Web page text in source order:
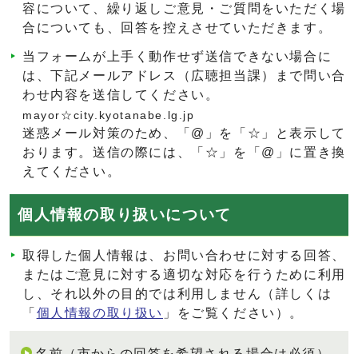
容について、繰り返しご意見・ご質問をいただく場
合についても、回答を控えさせていただきます。
当フォームが上手く動作せず送信できない場合に
は、下記メールアドレス（広聴担当課）まで問い合
わせ内容を送信してください。
mayor☆city.kyotanabe.lg.jp
迷惑メール対策のため、「@」を「☆」と表示して
おります。送信の際には、「☆」を「@」に置き換
えてください。
個人情報の取り扱いについて
取得した個人情報は、お問い合わせに対する回答、
またはご意見に対する適切な対応を行うために利用
し、それ以外の目的では利用しません（詳しくは
「 個人情報の取り扱い 」をご覧ください）。